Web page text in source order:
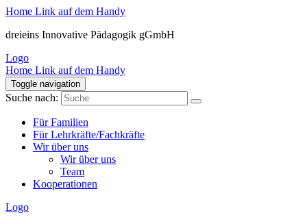
Home Link auf dem Handy
dreieins Innovative Pädagogik gGmbH
Logo
Home Link auf dem Handy
Toggle navigation
Suche nach:
Für Familien
Für Lehrkräfte/Fachkräfte
Wir über uns
Wir über uns
Team
Kooperationen
Logo